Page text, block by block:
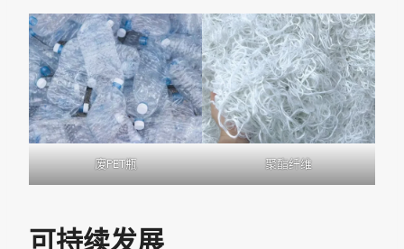
废PET瓶 聚酯纤维